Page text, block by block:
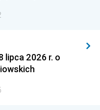
lipca 2026 r. o